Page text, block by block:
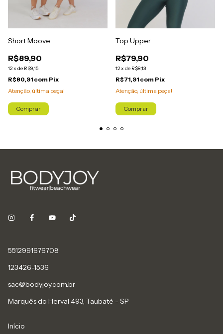
Short Moove
R$89,90
12x de R$9,15
R$80,91 com Pix
Atenção, última peça!
Comprar
Top Upper
R$79,90
12x de R$8,13
R$71,91 com Pix
Atenção, última peça!
Comprar
5512991676708
123426-1536
sac@bodyjoy.com.br
Marquês do Herval 493, Taubaté - SP
Início